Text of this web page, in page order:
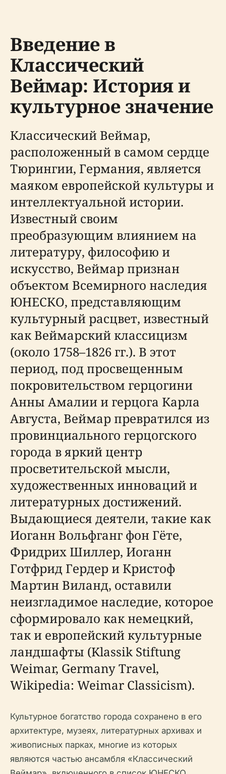
Введение в
Классический
Веймар: История и
культурное значение
Классический Веймар,
расположенный в самом сердце
Тюрингии, Германия, является
маяком европейской культуры и
интеллектуальной истории.
Известный своим
преобразующим влиянием на
литературу, философию и
искусство, Веймар признан
объектом Всемирного наследия
ЮНЕСКО, представляющим
культурный расцвет, известный
как Веймарский классицизм
(около 1758–1826 гг.). В этот
период, под просвещенным
покровительством герцогини
Анны Амалии и герцога Карла
Августа, Веймар превратился из
провинциального герцогского
города в яркий центр
просветительской мысли,
художественных инноваций и
литературных достижений.
Выдающиеся деятели, такие как
Иоганн Вольфганг фон Гёте,
Фридрих Шиллер, Иоганн
Готфрид Гердер и Кристоф
Мартин Виланд, оставили
неизгладимое наследие, которое
сформировало как немецкий,
так и европейский культурные
ландшафты (Klassik Stiftung
Weimar, Germany Travel,
Wikipedia: Weimar Classicism).
Культурное богатство города сохранено в его
архитектуре, музеях, литературных архивах и
живописных парках, многие из которых
являются частью ансамбля «Классический